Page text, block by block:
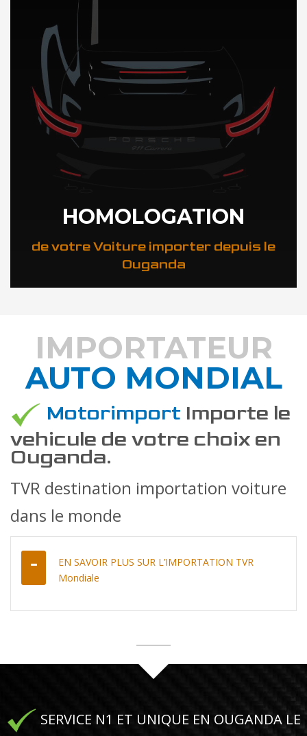
HOMOLOGATION
de votre Voiture importer depuis le
Ouganda
DÉCOUVREZ COMMENT
IMPORTATEUR
AUTO MONDIAL
Motorimport Importe le
vehicule de votre choix en
Ouganda.
TVR destination importation voiture
dans le monde
EN SAVOIR PLUS SUR L’IMPORTATION TVR
Mondiale
SERVICE N1 ET UNIQUE EN OUGANDA LE